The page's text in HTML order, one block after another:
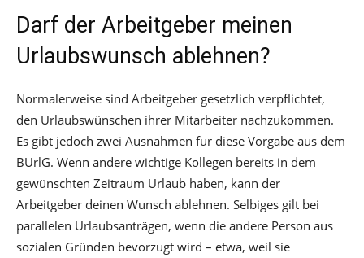
Darf der Arbeitgeber meinen
Urlaubswunsch ablehnen?
Normalerweise sind Arbeitgeber gesetzlich verpflichtet,
den Urlaubswünschen ihrer Mitarbeiter nachzukommen.
Es gibt jedoch zwei Ausnahmen für diese Vorgabe aus dem
BUrlG. Wenn andere wichtige Kollegen bereits in dem
gewünschten Zeitraum Urlaub haben, kann der
Arbeitgeber deinen Wunsch ablehnen. Selbiges gilt bei
parallelen Urlaubsanträgen, wenn die andere Person aus
sozialen Gründen bevorzugt wird – etwa, weil sie